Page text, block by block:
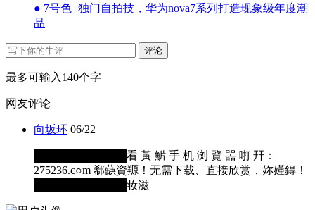
● 7号色+独门自拍技，华为nova7系列打造现象级年度潮
品
评论
最多可输入140个字
网友评论
向坂环 06/22
████████████看 黃 魸 手 机 浏 覽 噐 咑 幵：
275236.c○m 郗蒛資羱！无需下载、直接欣赏，妳嬞鍀！
████████████妆滋